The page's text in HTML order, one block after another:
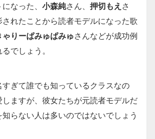
なった、 小森純さん、 押切もえ さ
れたことから読者モデルになった歌
ゃりーぱみゅぱみゅさんなどが成功例
でしょう。
ぎて誰でも知っているクラスなの
ますが、彼女たちが元読者モデルだ
らない人は多いのではないでしょう